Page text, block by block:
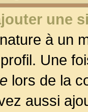
une
à un
Une
lors de la
aussi